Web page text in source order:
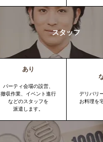
スタッフ
あり
パーティ会場の設営、
撤収作業、イベント進行
などのスタッフを
派遣します。
デリバリ
お料理を